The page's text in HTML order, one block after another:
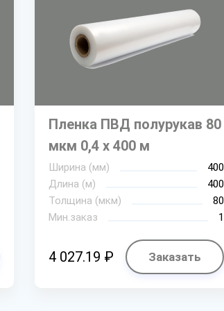
Пленка ПВД полурукав 80
мкм 0,4 х 400 м
Ширина (мм)
400
Длина (м)
400
Толщина (мкм)
80
Мин.заказ
1
4 027.19 ₽ Заказать